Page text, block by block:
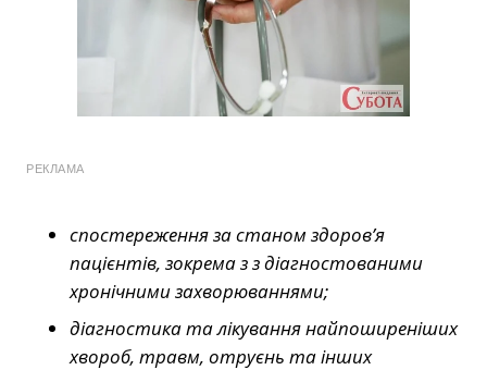
РЕКЛАМА
спостереження за станом здоров’я
пацієнтів, зокрема з з діагностованими
хронічними захворюваннями;
діагностика та лікування найпоширеніших
хвороб, травм, отруєнь та інших